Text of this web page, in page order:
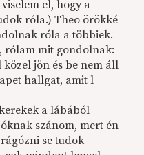
el, hogy a
róla.) Theo örökké
róla a többiek.
rólam mit gondolnak:
jön és be nem áll
hallgat, amit l
a lábából
szánom, mert én
se tudok